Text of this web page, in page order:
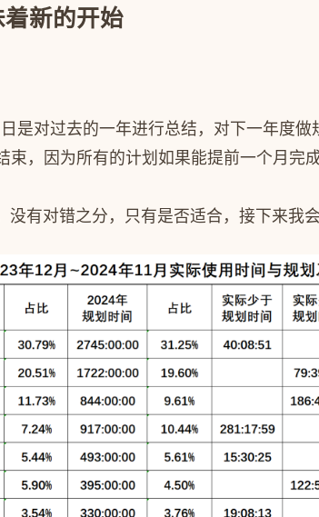
新的开始
是对过去的一年进行总结，对下一年度做
束，因为所有的计划如果能提前一个月
有对错之分，只有是否适合，接下来我